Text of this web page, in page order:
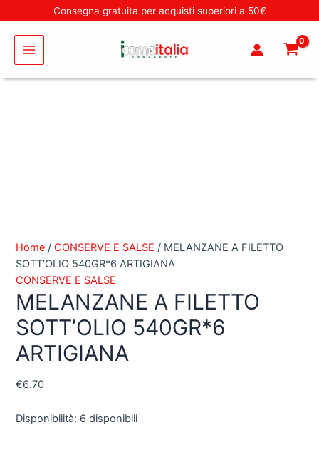
al
contenuto
Consegna gratuita per acquisti superiori a 50€
Main
Menu
Home / CONSERVE E SALSE / MELANZANE A FILETTO
SOTT’OLIO 540GR*6 ARTIGIANA
CONSERVE E SALSE
MELANZANE A FILETTO
SOTT’OLIO 540GR*6
ARTIGIANA
€6.70
Disponibilità: 6 disponibili
MELANZANE
A
FILETTO
SOTT'OLIO